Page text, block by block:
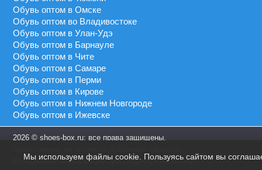
MOMOTARI
NASIMUDA
NICOLETTA
OLADI
PALIAMENT
S&L
SAIWEN
46 - 48
46 - 49
Обувь оптом в Омске
Обувь оптом во Владивостоке
Обувь оптом в Улан-Удэ
Обувь оптом в Барнауле
Обувь оптом в Чите
Обувь оптом в Самаре
Обувь оптом в Перми
Обувь оптом в Кирове
Обувь оптом в Нижнем Новгороде
Обувь оптом в Ижевске
2026 © shoes-box.ru: все права защищены.
Копирование информации преследуется по закону
Мы используем файлы cookie. Пользуясь сайтом вы